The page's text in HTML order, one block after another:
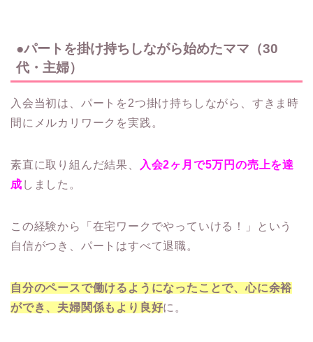
●パートを掛け持ちしながら始めたママ（30
代・主婦）
入会当初は、パートを2つ掛け持ちしながら、すきま時
間にメルカリワークを実践。
素直に取り組んだ結果、
入会2ヶ月で5万円の売上を達
成 しました。
この経験から「在宅ワークでやっていける！」という
自信がつき、パートはすべて退職。
自分のペースで働けるようになったことで、心に余裕
ができ、夫婦関係もより良好に。